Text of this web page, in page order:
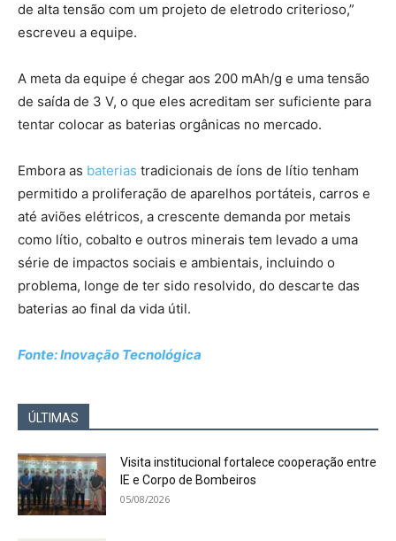
de alta tensão com um projeto de eletrodo criterioso,”
escreveu a equipe.
A meta da equipe é chegar aos 200 mAh/g e uma tensão
de saída de 3 V, o que eles acreditam ser suficiente para
tentar colocar as baterias orgânicas no mercado.
Embora as baterias tradicionais de íons de lítio tenham
permitido a proliferação de aparelhos portáteis, carros e
até aviões elétricos, a crescente demanda por metais
como lítio, cobalto e outros minerais tem levado a uma
série de impactos sociais e ambientais, incluindo o
problema, longe de ter sido resolvido, do descarte das
baterias ao final da vida útil.
Fonte: Inovação Tecnológica
ÚLTIMAS
Visita institucional fortalece cooperação entre
IE e Corpo de Bombeiros
05/08/2026